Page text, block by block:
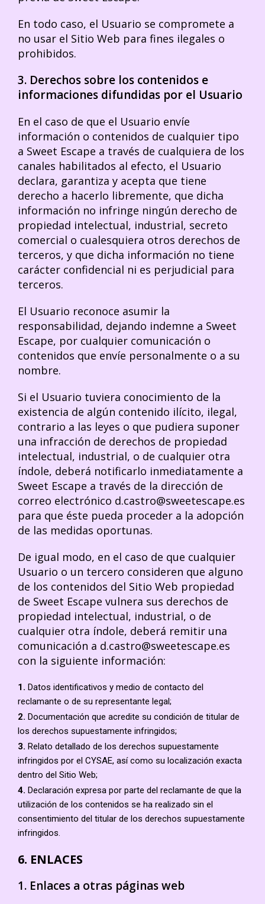
En todo caso, el Usuario se compromete a
no usar el Sitio Web para fines ilegales o
prohibidos.
3. Derechos sobre los contenidos e
informaciones difundidas por el Usuario
En el caso de que el Usuario envíe
información o contenidos de cualquier tipo
a Sweet Escape a través de cualquiera de los
canales habilitados al efecto, el Usuario
declara, garantiza y acepta que tiene
derecho a hacerlo libremente, que dicha
información no infringe ningún derecho de
propiedad intelectual, industrial, secreto
comercial o cualesquiera otros derechos de
terceros, y que dicha información no tiene
carácter confidencial ni es perjudicial para
terceros.
El Usuario reconoce asumir la
responsabilidad, dejando indemne a Sweet
Escape, por cualquier comunicación o
contenidos que envíe personalmente o a su
nombre.
Si el Usuario tuviera conocimiento de la
existencia de algún contenido ilícito, ilegal,
contrario a las leyes o que pudiera suponer
una infracción de derechos de propiedad
intelectual, industrial, o de cualquier otra
índole, deberá notificarlo inmediatamente a
Sweet Escape a través de la dirección de
correo electrónico d.castro@sweetescape.es
para que éste pueda proceder a la adopción
de las medidas oportunas.
De igual modo, en el caso de que cualquier
Usuario o un tercero consideren que alguno
de los contenidos del Sitio Web propiedad
de Sweet Escape vulnera sus derechos de
propiedad intelectual, industrial, o de
cualquier otra índole, deberá remitir una
comunicación a d.castro@sweetescape.es
con la siguiente información:
1. Datos identificativos y medio de contacto del
reclamante o de su representante legal;
2. Documentación que acredite su condición de titular de
los derechos supuestamente infringidos;
3. Relato detallado de los derechos supuestamente
infringidos por el CYSAE, así como su localización exacta
dentro del Sitio Web;
4. Declaración expresa por parte del reclamante de que la
utilización de los contenidos se ha realizado sin el
consentimiento del titular de los derechos supuestamente
infringidos.
6. ENLACES
1. Enlaces a otras páginas web